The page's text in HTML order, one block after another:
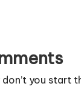
you start